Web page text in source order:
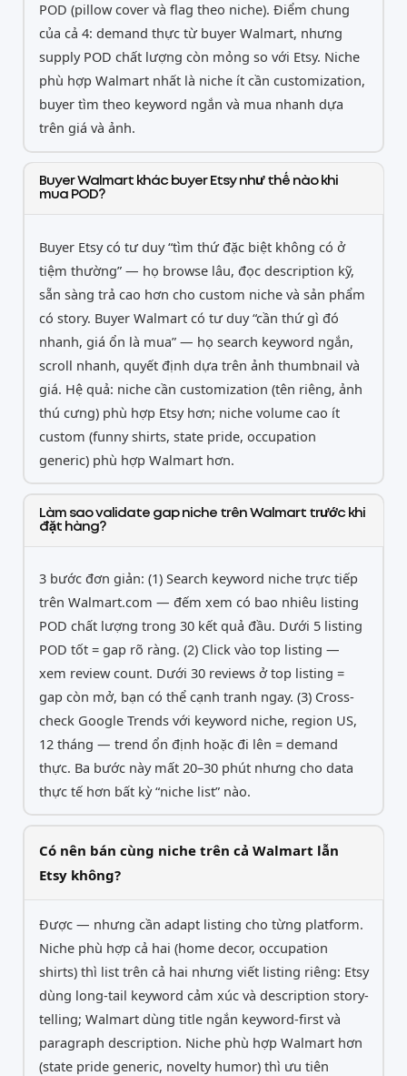
POD (pillow cover và flag theo niche). Điểm chung
của cả 4: demand thực từ buyer Walmart, nhưng
supply POD chất lượng còn mỏng so với Etsy. Niche
phù hợp Walmart nhất là niche ít cần customization,
buyer tìm theo keyword ngắn và mua nhanh dựa
trên giá và ảnh.
Buyer Walmart khác buyer Etsy như thế nào khi
mua POD?
Buyer Etsy có tư duy “tìm thứ đặc biệt không có ở
tiệm thường” — họ browse lâu, đọc description kỹ,
sẵn sàng trả cao hơn cho custom niche và sản phẩm
có story. Buyer Walmart có tư duy “cần thứ gì đó
nhanh, giá ổn là mua” — họ search keyword ngắn,
scroll nhanh, quyết định dựa trên ảnh thumbnail và
giá. Hệ quả: niche cần customization (tên riêng, ảnh
thú cưng) phù hợp Etsy hơn; niche volume cao ít
custom (funny shirts, state pride, occupation
generic) phù hợp Walmart hơn.
Làm sao validate gap niche trên Walmart trước khi
đặt hàng?
3 bước đơn giản: (1) Search keyword niche trực tiếp
trên Walmart.com — đếm xem có bao nhiêu listing
POD chất lượng trong 30 kết quả đầu. Dưới 5 listing
POD tốt = gap rõ ràng. (2) Click vào top listing —
xem review count. Dưới 30 reviews ở top listing =
gap còn mở, bạn có thể cạnh tranh ngay. (3) Cross-
check Google Trends với keyword niche, region US,
12 tháng — trend ổn định hoặc đi lên = demand
thực. Ba bước này mất 20–30 phút nhưng cho data
thực tế hơn bất kỳ “niche list” nào.
Có nên bán cùng niche trên cả Walmart lẫn
Etsy không?
Được — nhưng cần adapt listing cho từng platform.
Niche phù hợp cả hai (home decor, occupation
shirts) thì list trên cả hai nhưng viết listing riêng: Etsy
dùng long-tail keyword cảm xúc và description story-
telling; Walmart dùng title ngắn keyword-first và
paragraph description. Niche phù hợp Walmart hơn
(state pride generic, novelty humor) thì ưu tiên